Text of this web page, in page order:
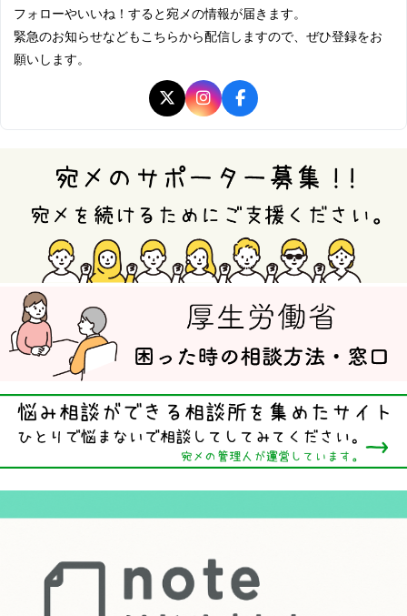
フォローやいいね！すると宛メの情報が届きます。
緊急のお知らせなどもこちらから配信しますので、ぜひ登録をお
願いします。